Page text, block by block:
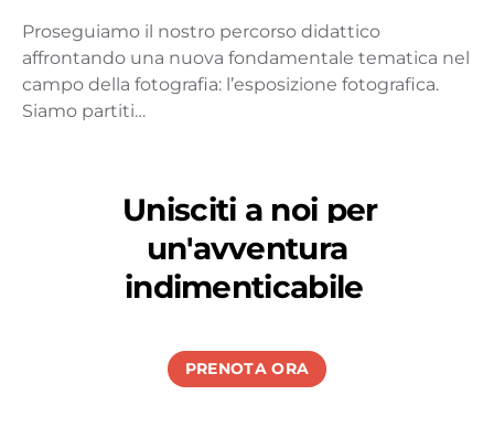
Proseguiamo il nostro percorso didattico
affrontando una nuova fondamentale tematica nel
campo della fotografia: l’esposizione fotografica.
Siamo partiti…
Unisciti a noi per
un'avventura
indimenticabile
PRENOTA ORA